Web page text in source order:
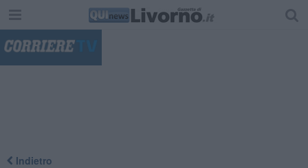
Indietro